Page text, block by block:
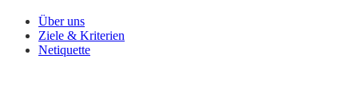
Über uns
Ziele & Kriterien
Netiquette